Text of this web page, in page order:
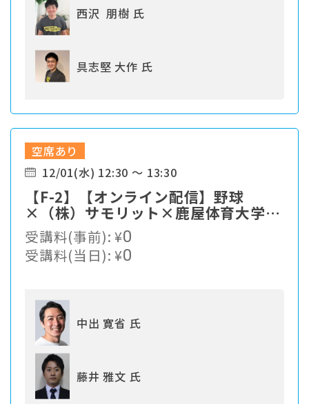
西沢 朋樹 氏
具志堅 大作 氏
空席あり
12/01(水) 12:30 ～ 13:30
【F-2】【オンライン配信】野球
×（株）サモリット×鹿屋体育大学
SPセンター カラダを大きくしたいア
スリートへの研究 産学連携によるア
ーゼライトの効果検証
受講料(事前):¥0
受講料(当日):¥0
中出 寛省 氏
藤井 雅文 氏